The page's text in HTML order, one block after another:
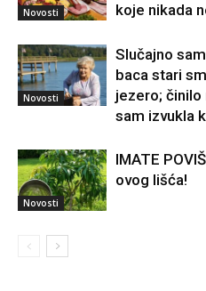
Novosti
koje nikada
Novosti
Slučajno
baca stari
jezero; činilo
sam izvukla
Novosti
IMATE
ovog lišća!